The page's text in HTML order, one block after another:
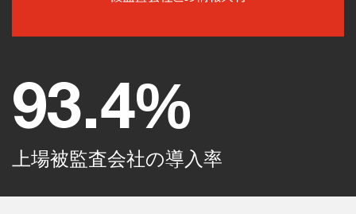
93.4%
上場被監査会社の導入率